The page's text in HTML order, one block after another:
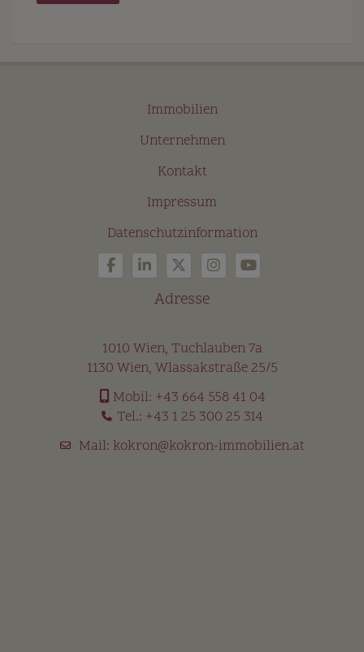
Immobilien
Unternehmen
Kontakt
Impressum
Datenschutzinformation
Adresse
1010 Wien, Tuchlauben 7a
1130 Wien, Wlassakstraße 25/5
Mobil: +43 664 558 41 04
Tel.: +43 1 25 300 25 314
Mail: kokron@kokron-immobilien.at